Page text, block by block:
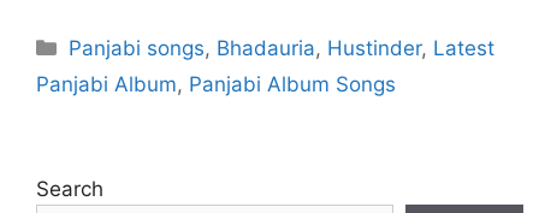
Categories
Panjabi songs, Bhadauria, Hustinder, Latest
Panjabi Album, Panjabi Album Songs
Search